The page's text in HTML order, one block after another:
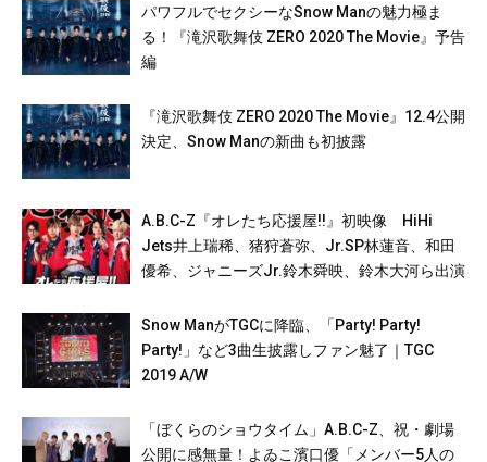
パワフルでセクシーなSnow Manの魅力極ま
る！『滝沢歌舞伎 ZERO 2020 The Movie』予告
編
『滝沢歌舞伎 ZERO 2020 The Movie』12.4公開
決定、Snow Manの新曲も初披露
A.B.C-Z『オレたち応援屋!!』初映像 HiHi
Jets井上瑞稀、猪狩蒼弥、Jr.SP林蓮音、和田
優希、ジャニーズJr.鈴木舜映、鈴木大河ら出演
Snow ManがTGCに降臨、「Party! Party!
Party!」など3曲生披露しファン魅了｜TGC
2019 A/W
「ぼくらのショウタイム」A.B.C-Z、祝・劇場
公開に感無量！よゐこ濱口優「メンバー5人の